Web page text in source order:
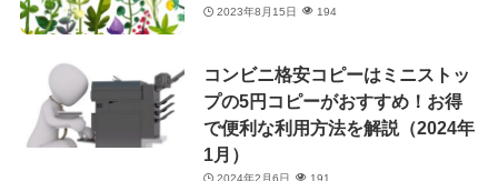
2023年8月15日 194
コンビニ格安コピーはミニストッ
プの5円コピーがおすすめ！お得
で便利な利用方法を解説（2024年
1月）
2024年2月6日 191